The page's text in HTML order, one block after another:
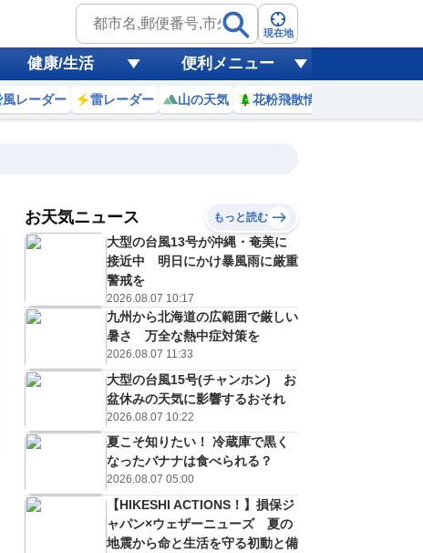
現在地
健康/生活 便利メニュー
風レーダー 雷レーダー 山の天気 花粉飛散情報
4
ミリ
℃
m/s
0 ミリ
27℃
1 m/s
6
0ミリ
27
1m/s
7
0ミリ
2 m/s
8
0ミリ
2
お天気ニュース もっと読む
大型の台風13号が沖縄・奄美に
接近中 明日にかけ暴風雨に厳重
警戒を
2026.08.07 10:17
九州から北海道の広範囲で厳しい
暑さ 万全な熱中症対策を
2026.08.07 11:33
大型の台風15号(チャンホン) お
盆休みの天気に影響するおそれ
2026.08.07 10:22
夏こそ知りたい！ 冷蔵庫で黒く
なったバナナは食べられる？
2026.08.07 05:00
【HIKESHI ACTIONS！】損保ジ
ャパン×ウェザーニューズ 夏の
地震から命と生活を守る初動と備